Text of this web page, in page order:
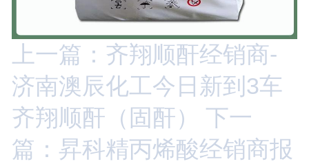
上一篇：齐翔顺酐经销商-
济南澳辰化工今日新到3车
齐翔顺酐（固酐）
下一
篇：昇科精丙烯酸经销商报